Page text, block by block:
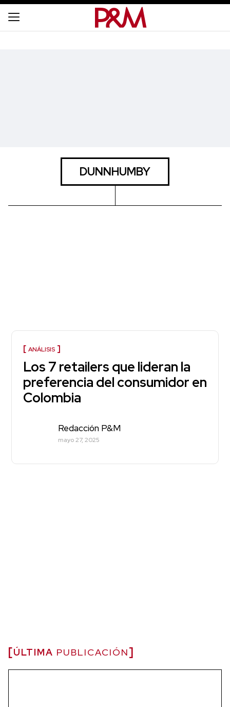
DUNNHUMBY
ANÁLISIS
Los 7 retailers que lideran la
preferencia del consumidor en
Colombia
Redacción P&M
mayo 27, 2025
ÚLTIMA PUBLICACIÓN